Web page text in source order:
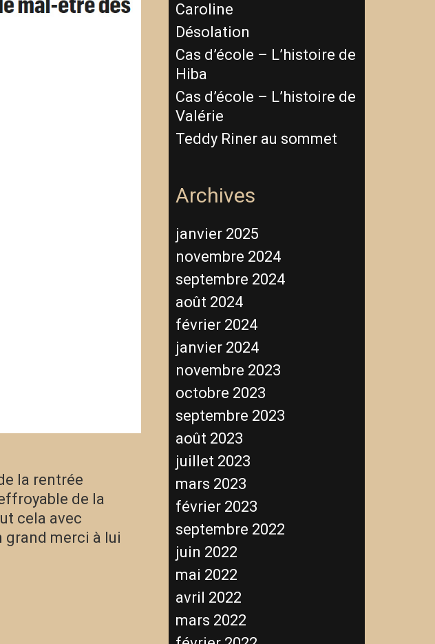
la rentrée
de la
cela avec
grand merci à lui
Caroline
Désolation
Cas d’école – L’histoire de
Hiba
Cas d’école – L’histoire de
Valérie
Teddy Riner au sommet
Archives
janvier 2025
novembre 2024
septembre 2024
août 2024
février 2024
janvier 2024
novembre 2023
octobre 2023
septembre 2023
août 2023
juillet 2023
mars 2023
février 2023
septembre 2022
juin 2022
mai 2022
avril 2022
mars 2022